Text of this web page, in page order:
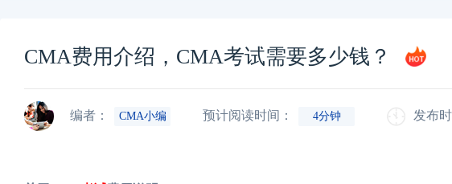
CMA费用介绍，CMA考试需要多少钱？
编者： CMA小编 预计阅读时间： 4分钟 发布